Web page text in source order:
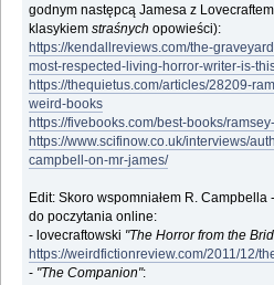
godnym następcą Jamesa z
klasykiemstraśnych opowieści):
https://kendallreviews.com/the-
most-respected-living-horror-writer-is-
https://thequietus.com/articles/28209-
weird-books
https://fivebooks.com/best-books/
https://www.scifinow.co.uk/interviews/
campbell-on-mr-james/
Edit: Skoro wspomniałem R.
do poczytania online:
- lovecraftowski "The Horror from the
https://weirdfictionreview.com/2011/12/
- "The Companion":